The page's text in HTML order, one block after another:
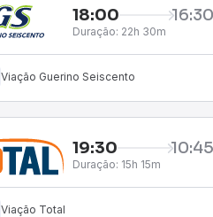
18:00 16:30
Duração: 22h 30m
Viação Guerino Seiscento
19:30 10:45
Duração: 15h 15m
Viação Total